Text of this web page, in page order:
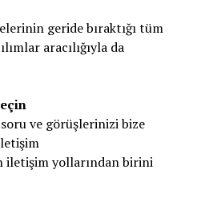
geride bıraktığı tüm
aracılığıyla da
ve görüşlerinizi bize
iletişim yollarından birini